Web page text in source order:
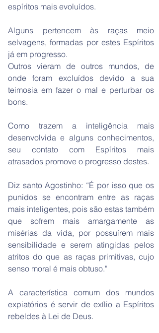
espíritos mais evoluídos.
Alguns pertencem às raças meio
selvagens, formadas por estes Espíritos
já em progresso.
Outros vieram de outros mundos, de
onde foram excluídos devido a sua
teimosia em fazer o mal e perturbar os
bons.
Como trazem a inteligência mais
desenvolvida e alguns conhecimentos,
seu contato com Espíritos mais
atrasados promove o progresso destes.
Diz santo Agostinho: “É por isso que os
punidos se encontram entre as raças
mais inteligentes, pois são estas também
que sofrem mais amargamente as
misérias da vida, por possuírem mais
sensibilidade e serem atingidas pelos
atritos do que as raças primitivas, cujo
senso moral é mais obtuso."
A característica comum dos mundos
expiatórios é servir de exílio a Espíritos
rebeldes à Lei de Deus.